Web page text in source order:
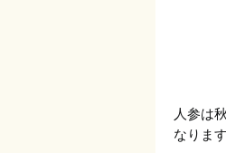
人参は
なります